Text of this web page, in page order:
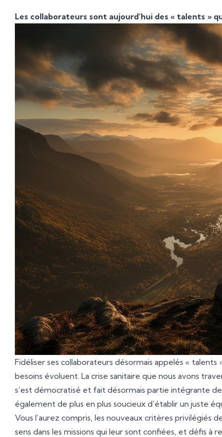
Les collaborateurs sont aujourd’hui des « talents »
Fidéliser ses collaborateurs désormais appelés « talents
besoins évoluent. La crise sanitaire que nous avons
s’est démocratisé et fait désormais partie intégrante
également de plus en plus soucieux d’établir un juste
Vous l’aurez compris, les nouveaux critères privilégiés
sens dans les missions qui leur sont confiées, et défis